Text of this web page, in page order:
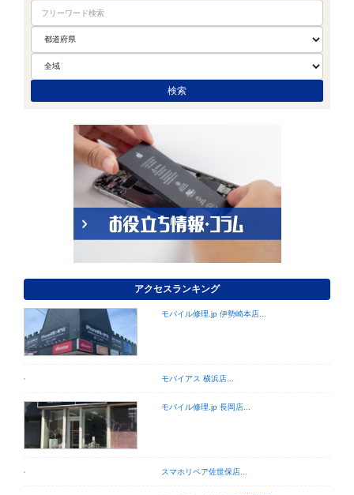
アクセスランキング
モバイル修理.jp 伊勢崎本店...
モバイアス 横浜店...
モバイル修理.jp 長岡店...
スマホリペア佐世保店...